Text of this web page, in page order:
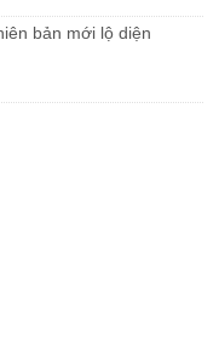
bản mới lộ diện